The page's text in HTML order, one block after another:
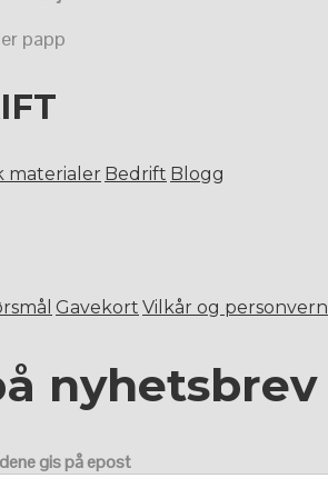
papp
materialer Bedrift Blogg
Gavekort Vilkår og personvern
nyhetsbrev
gis på epost